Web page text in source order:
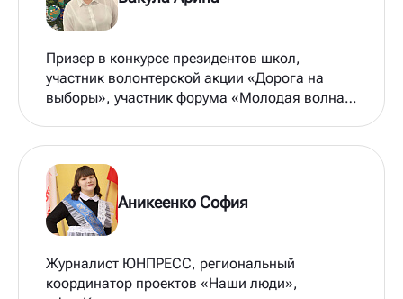
Призер в конкурсе президентов школ,
участник волонтерской акции «Дорога на
выборы», участник форума «Молодая волна»,
Аникеенко София
Журналист ЮНПРЕСС, региональный
координатор проектов «Наши люди»,